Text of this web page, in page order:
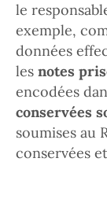
le
exemple,
données
les notes
encodées
conservées
soumises au
conservées